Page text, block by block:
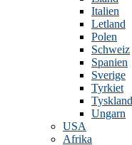
Italien
Letland
Polen
Schweiz
Spanien
Sverige
Tyrkiet
Tyskland
Ungarn
USA
Afrika